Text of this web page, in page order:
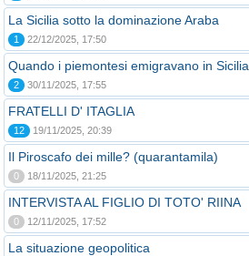
La Sicilia sotto la dominazione Araba
1 22/12/2025, 17:50
Quando i piemontesi emigravano in Sicilia
2 30/11/2025, 17:55
FRATELLI D' ITAGLIA
12 19/11/2025, 20:39
Il Piroscafo dei mille? (quarantamila)
0 18/11/2025, 21:25
INTERVISTA AL FIGLIO DI TOTO' RIINA
0 12/11/2025, 17:52
La situazione geopolitica